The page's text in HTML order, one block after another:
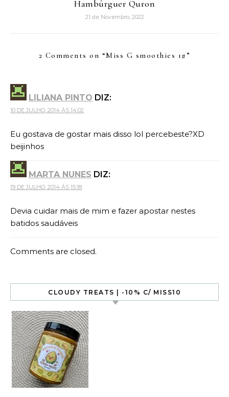
Hambúrguer Quron
21 de Novembro, 2022
2 Comments on “Miss G smoothies 1# ”
LILIANA PINTO DIZ:
10 DE JULHO, 2014 ÀS 14:02
Eu gostava de gostar mais disso lol percebeste?XD
beijinhos
MARTA NUNES DIZ:
19 DE JULHO, 2014 ÀS 15:18
Devia cuidar mais de mim e fazer apostar nestes
batidos saudáveis
Comments are closed.
CLOUDY TREATS | -10% C/ MISS10